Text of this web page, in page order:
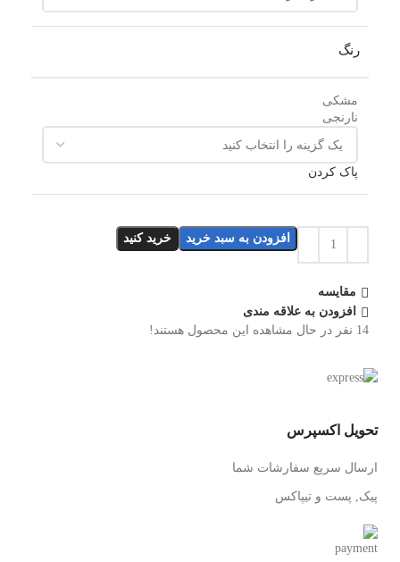
رنگ
مشکی
نارنجی
پاک کردن
افزودن به سبد خرید خرید کنید
مقایسه
افزودن به علاقه مندی
14 نفر در حال مشاهده این محصول هستند!
تحویل اکسپرس
ارسال سریع سفارشات شما
پیک, پست و تیپاکس